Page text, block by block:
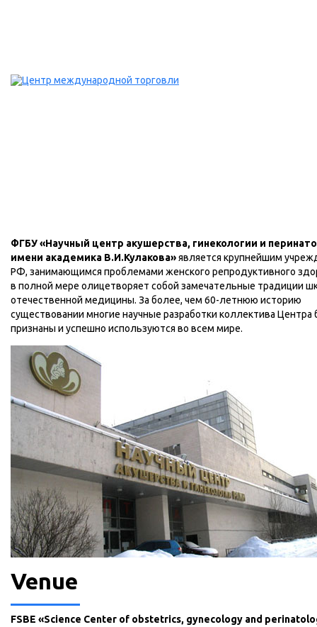
ФГБУ «Научный центр акушерства, гинекологии и
имени академика В.И.Кулакова»является крупнейшим
РФ, занимающимся проблемами женского репродуктивного
в полной мере олицетворяет собой замечательные традиции
отечественной медицины. За более, чем 60-летнюю историю
существовании многие научные разработки коллектива Центра
признаны и успешно используются во всем мире.
Venue
FSBE «Science Center of obstetrics, gynecology and